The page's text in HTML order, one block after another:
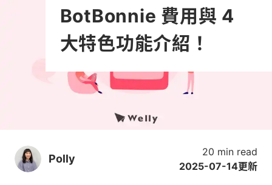
BotBonnie 費用與 4
大特色功能介紹！
Polly
20 min read
2025-07-14更新